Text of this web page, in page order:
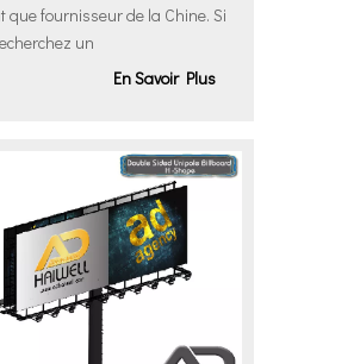
que fournisseur de la Chine. Si
un
En Savoir Plus